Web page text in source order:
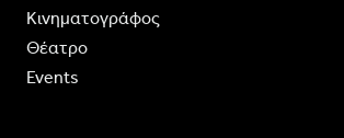
Κινηματογράφος
Θέατρο
Events